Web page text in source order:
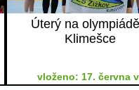
Úterý na
Klimešce
vloženo: 17. června